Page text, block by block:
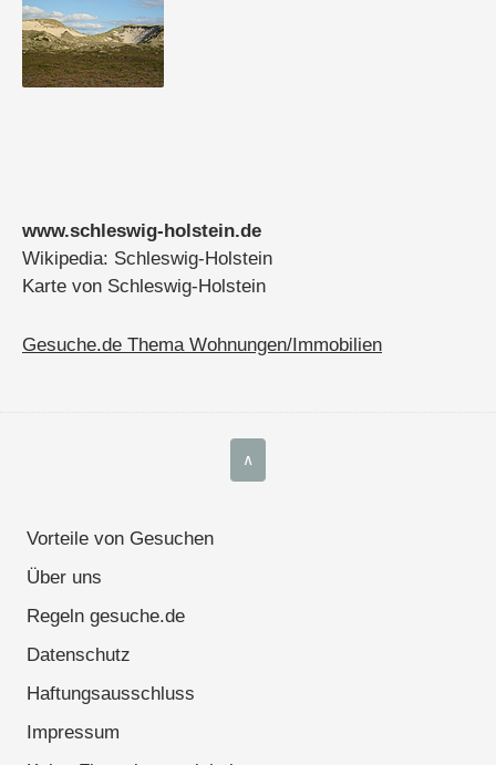
Parkplätze direkt an der Liegenschaft
Wir freuen uns auf Ihr Interesse.
Bitte senden Sie uns Ihr Gebot.
www.schleswig-holstein.de
Wikipedia: Schleswig-Holstein
Karte von Schleswig-Holstein
Gesuche.de Thema Wohnungen/Immobilien
∧
Vorteile von Gesuchen
Über uns
Regeln gesuche.de
Datenschutz
Haftungsausschluss
Impressum